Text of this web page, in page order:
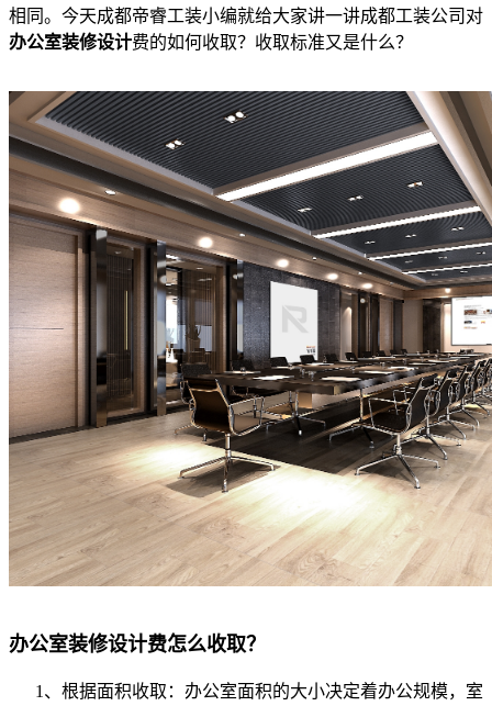
相同。今天成都帝睿工装小编就给大家讲一讲成都工装公司对
办公室装修设计费的如何收取？收取标准又是什么？
办公室装修设计费怎么收取？
1、根据面积收取：办公室面积的大小决定着办公规模，室